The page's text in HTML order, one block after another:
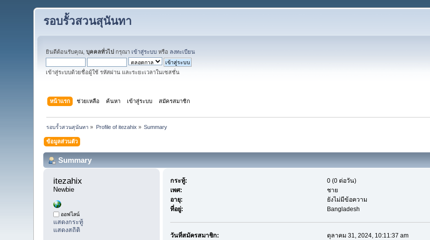
รอบรั้วสวนสุนันทา
ยินดีต้อนรับคุณ,บุคคลทั่วไป กรุณา เข้าสู่ระบบ หรือ ลงทะเบียน
เข้าสู่ระบบด้วยชื่อผู้ใช้ รหัสผ่าน และระยะเวลาในเซสชั่น
หน้าแรก ช่วยเหลือ ค้นหา เข้าสู่ระบบ สมัครสมาชิก
รอบรั้วสวนสุนันทา » Profile of itezahix » Summary
ข้อมูลส่วนตัว
Summary
itezahix
Newbie
ออฟไลน์
แสดงกระทู้
แสดงสถิติ
กระทู้:
0 (0 ต่อวัน)
เพศ:
ชาย
อายุ:
ยังไม่มีข้อความ
ที่อยู่:
Bangladesh
วันที่สมัครสมาชิก:
ตุลาคม 31, 2024, 10:11:37 am